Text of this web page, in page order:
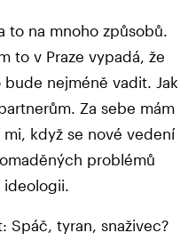
to na mnoho způsobů.
to v Praze vypadá, že
nejméně vadit. Jak
Za sebe mám
když se nové vedení
problémů
Spáč, tyran, snaživec?